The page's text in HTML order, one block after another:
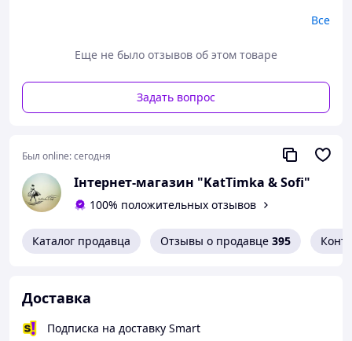
Все
Еще не было отзывов об этом товаре
Задать вопрос
Был online:сегодня
Інтернет-магазин "KatTimka & Sofi"
100% положительных отзывов
Каталог продавца Отзывы о продавце 395
Доставка
Подписка на доставку Smart